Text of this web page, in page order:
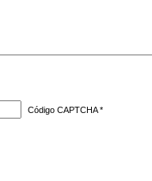
Código CAPTCHA*